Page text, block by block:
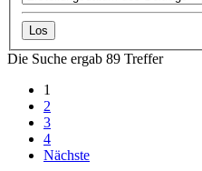
Die Suche ergab 89 Treffer
1
2
3
4
Nächste